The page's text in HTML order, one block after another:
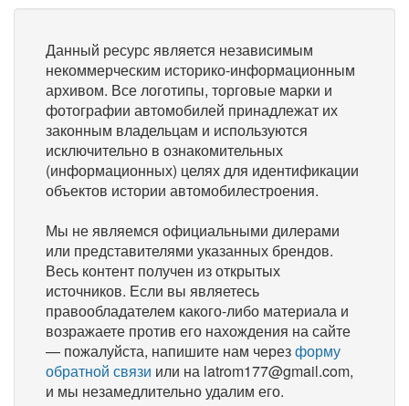
Данный ресурс является независимым
некоммерческим историко-информационным
архивом. Все логотипы, торговые марки и
фотографии автомобилей принадлежат их
законным владельцам и используются
исключительно в ознакомительных
(информационных) целях для идентификации
объектов истории автомобилестроения.
Мы не являемся официальными дилерами
или представителями указанных брендов.
Весь контент получен из открытых
источников. Если вы являетесь
правообладателем какого-либо материала и
возражаете против его нахождения на сайте
— пожалуйста, напишите нам черезформу
обратной связи или на latrom177@gmail.com,
и мы незамедлительно удалим его.